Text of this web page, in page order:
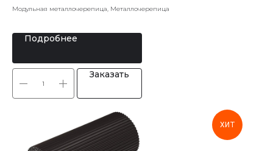
Модульная металлочерепица, Металлочерепица
Подробнее
Заказать
ХИТ